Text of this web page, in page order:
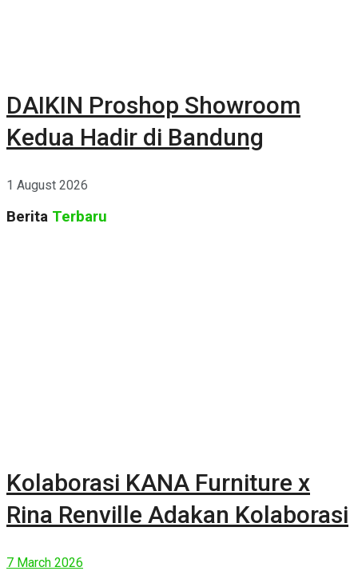
DAIKIN Proshop Showroom
Kedua Hadir di Bandung
1 August 2026
Berita Terbaru
Kolaborasi KANA Furniture x
Rina Renville Adakan Kolaborasi
7 March 2026